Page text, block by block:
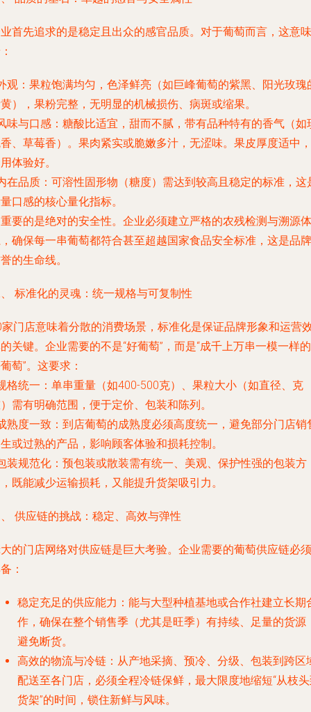
首先追求的是稳定且出众的感官品质。对于葡萄而言，这意味
观 ：果粒饱满均匀，色泽鲜亮（如巨峰葡萄的紫黑、阳光玫瑰
），果粉完整，无明显的机械损伤、病斑或缩果。
味与口感 ：糖酸比适宜，甜而不腻，带有品种特有的香气（如
、草莓香）。果肉紧实或脆嫩多汁，无涩味。果皮厚度适中，
体验好。
在品质 ：可溶性固形物（糖度）需达到较高且稳定的标准，这
口感的核心量化指标。
要的是绝对的安全性。企业必须建立严格的农残检测与溯源体
确保每一串葡萄都符合甚至超越国家食品安全标准，这是品牌
的生命线。
标准化的灵魂：统一规格与可复制性
门店意味着分散的消费场景， 标准化是保证品牌形象和运营
关键。企业需要的不是“好葡萄”，而是“成千上万串一模一样的
萄”。这要求：
格统一 ：单串重量（如400-500克）、果粒大小（如直径、克
需有明确范围，便于定价、包装和陈列。
熟度一致 ：到店葡萄的成熟度必须高度统一，避免部分门店销
或过熟的产品，影响顾客体验和损耗控制。
装规范化 ：预包装或散装需有统一、美观、保护性强的包装方
既能减少运输损耗，又能提升货架吸引力。
供应链的挑战：稳定、高效与弹性
的门店网络对供应链是巨大考验。企业需要的葡萄供应链必须
：
稳定充足的供应能力 ：能与大型种植基地或合作社建立长期
作，确保在整个销售季（尤其是旺季）有持续、足量的货源
避免断货。
高效的物流与冷链 ：从产地采摘、预冷、分级、包装到跨区
配送至各门店，必须全程冷链保鲜，最大限度地缩短“从枝
货架”的时间，锁住新鲜与风味。